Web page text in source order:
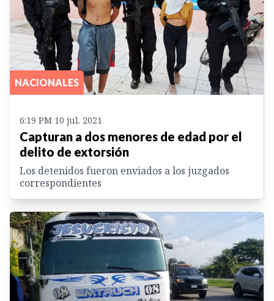
NACIONALES
6:19 PM 10 jul. 2021
Capturan a dos menores de edad por el
delito de extorsión
Los detenidos fueron enviados a los juzgados
correspondientes